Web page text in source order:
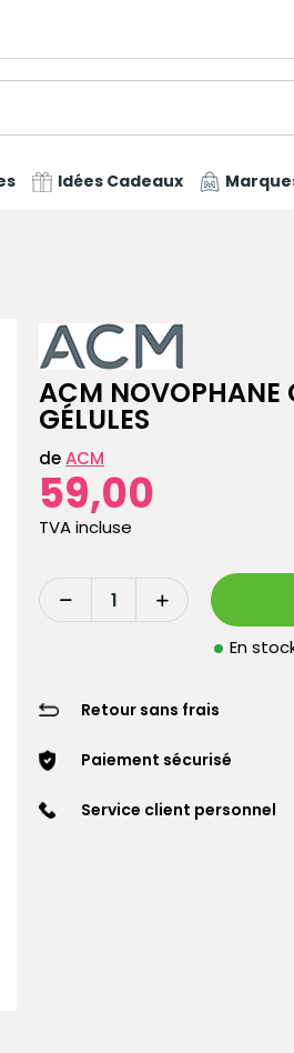
Idées Cadeaux
ACM NOVOPHANE
GÉLULES
deACM
59,00
TVA incluse
En
Retour sans frais
Paiement sécurisé
Service client personnel